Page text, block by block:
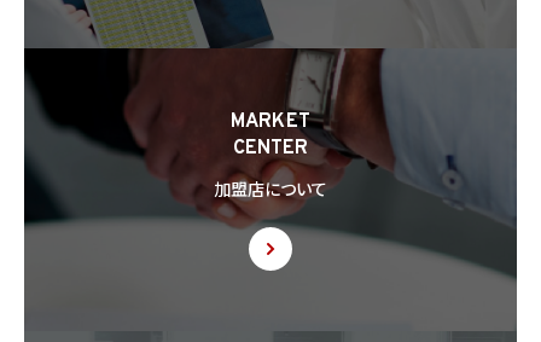
MARKET
CENTER
加盟店について